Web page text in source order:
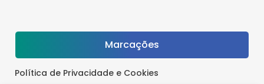
Marcações
Política de Privacidade e Cookies